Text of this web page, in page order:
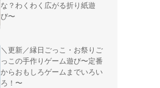
な？わくわく広がる折り紙遊
び〜
＼更新／縁日ごっこ・お祭りご
っこの手作りゲーム遊び〜定番
からおもしろゲームまでいろい
ろ！〜